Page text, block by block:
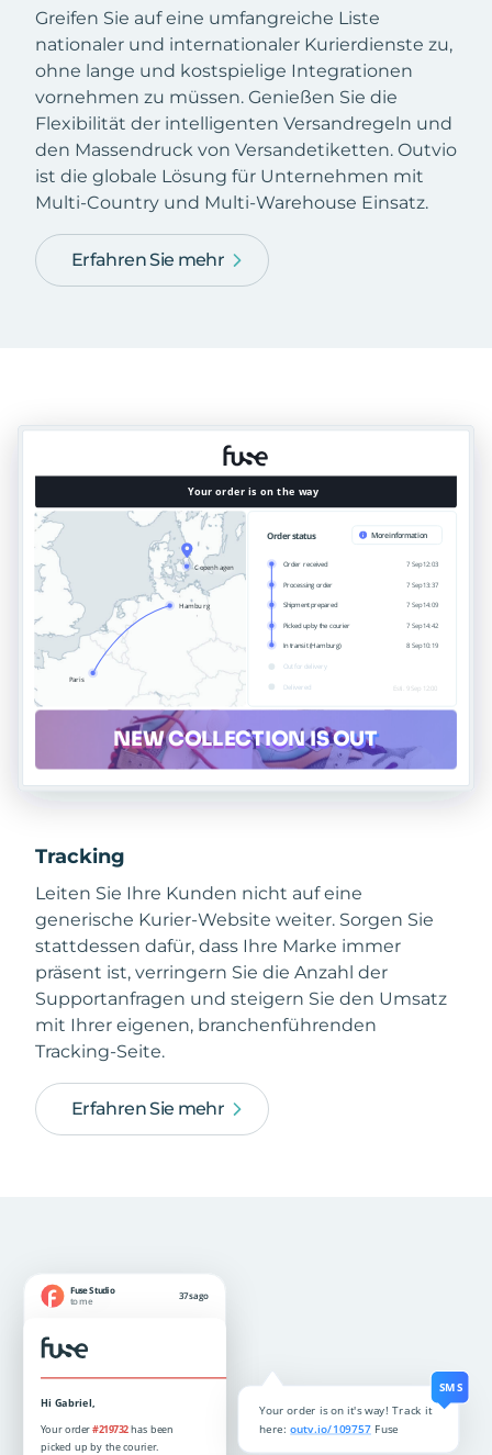
Greifen Sie auf eine umfangreiche Liste
nationaler und internationaler Kurierdienste zu,
ohne lange und kostspielige Integrationen
vornehmen zu müssen. Genießen Sie die
Flexibilität der intelligenten Versandregeln und
den Massendruck von Versandetiketten. Outvio
ist die globale Lösung für Unternehmen mit
Multi-Country und Multi-Warehouse Einsatz.
Erfahren Sie mehr
Tracking
Leiten Sie Ihre Kunden nicht auf eine
generische Kurier-Website weiter. Sorgen Sie
stattdessen dafür, dass Ihre Marke immer
präsent ist, verringern Sie die Anzahl der
Supportanfragen und steigern Sie den Umsatz
mit Ihrer eigenen, branchenführenden
Tracking-Seite.
Erfahren Sie mehr